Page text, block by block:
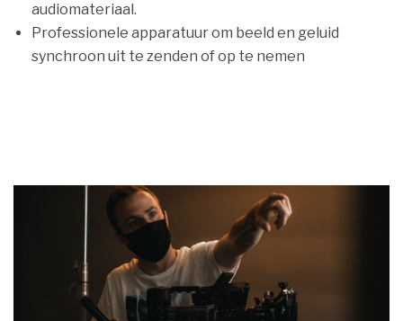
audiomateriaal.
Professionele apparatuur om beeld en geluid
synchroon uit te zenden of op te nemen